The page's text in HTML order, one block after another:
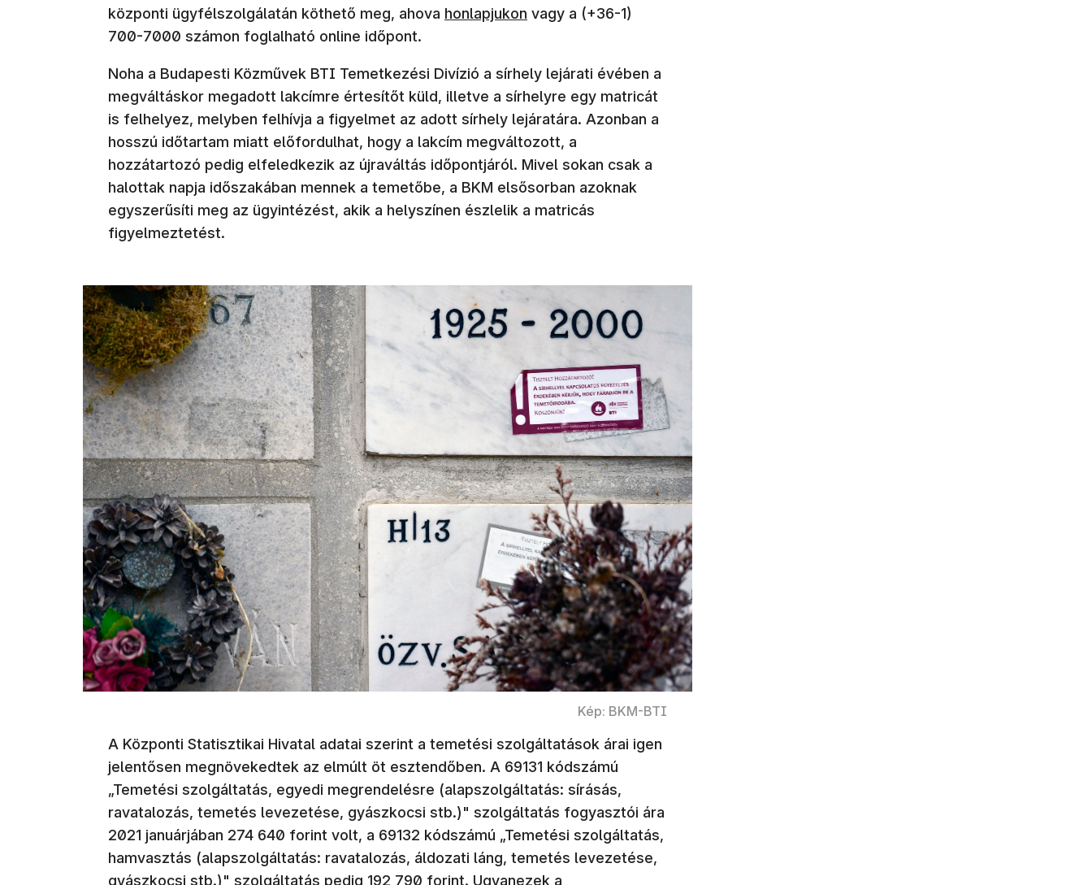
központi ügyfélszolgálatán köthető meg, ahova honlapjukon vagy a (+36-1)
700-7000 számon foglalható online időpont.
Noha a Budapesti Közművek BTI Temetkezési Divízió a sírhely lejárati évében a
megváltáskor megadott lakcímre értesítőt küld, illetve a sírhelyre egy matricát
is felhelyez, melyben felhívja a figyelmet az adott sírhely lejáratára. Azonban a
hosszú időtartam miatt előfordulhat, hogy a lakcím megváltozott, a
hozzátartozó pedig elfeledkezik az újraváltás időpontjáról. Mivel sokan csak a
halottak napja időszakában mennek a temetőbe, a BKM elsősorban azoknak
egyszerűsíti meg az ügyintézést, akik a helyszínen észlelik a matricás
figyelmeztetést.
Kép: BKM-BTI
A Központi Statisztikai Hivatal adatai szerint a temetési szolgáltatások árai igen
jelentősen megnövekedtek az elmúlt öt esztendőben. A 69131 kódszámú
„Temetési szolgáltatás, egyedi megrendelésre (alapszolgáltatás: sírásás,
ravatalozás, temetés levezetése, gyászkocsi stb.)" szolgáltatás fogyasztói ára
2021 januárjában 274 640 forint volt, a 69132 kódszámú „Temetési szolgáltatás,
hamvasztás (alapszolgáltatás: ravatalozás, áldozati láng, temetés levezetése,
gyászkocsi stb.)" szolgáltatás pedig 192 790 forint. Ugyanezek a